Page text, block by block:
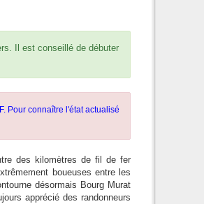
Il est conseillé de débuter
Pour connaître l'état actualisé
des kilomètres de fil de fer
boueuses entre les
désormais Bourg Murat
apprécié des randonneurs